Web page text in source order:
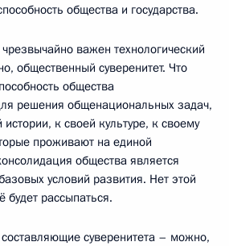
общества и государства.
важен технологический
общественный суверенитет. Что
общества
решения общенациональных задач,
к своей культуре, к своему
проживают на единой
общества является
условий развития. Нет этой
рассыпаться.
суверенитета – можно,